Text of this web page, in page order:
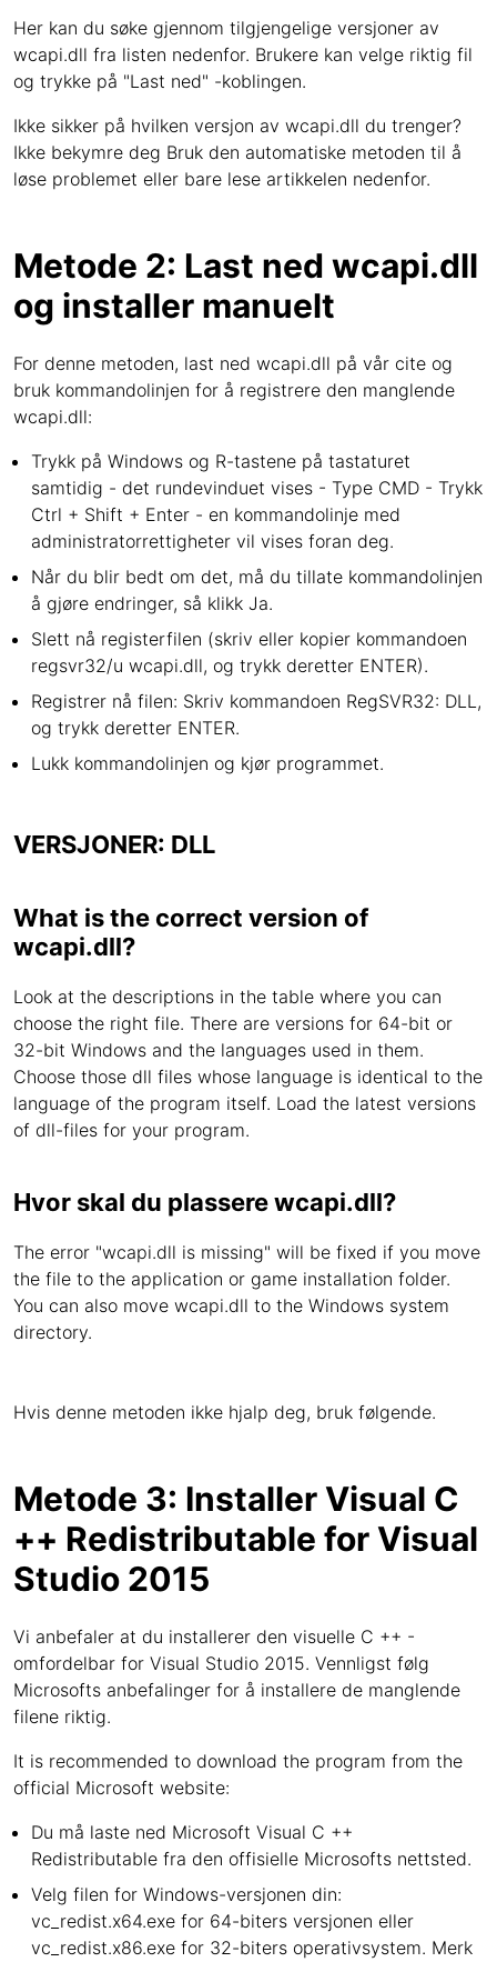
Her kan du søke gjennom tilgjengelige versjoner av
wcapi.dll fra listen nedenfor. Brukere kan velge riktig fil
og trykke på "Last ned" -koblingen.
Ikke sikker på hvilken versjon av wcapi.dll du trenger?
Ikke bekymre deg Bruk den automatiske metoden til å
løse problemet eller bare lese artikkelen nedenfor.
Metode 2: Last ned wcapi.dll
og installer manuelt
For denne metoden, last ned wcapi.dll på vår cite og
bruk kommandolinjen for å registrere den manglende
wcapi.dll:
Trykk på Windows og R-tastene på tastaturet
samtidig - det rundevinduet vises - Type CMD - Trykk
Ctrl + Shift + Enter - en kommandolinje med
administratorrettigheter vil vises foran deg.
Når du blir bedt om det, må du tillate kommandolinjen
å gjøre endringer, så klikk Ja.
Slett nå registerfilen (skriv eller kopier kommandoen
regsvr32/u wcapi.dll, og trykk deretter ENTER).
Registrer nå filen: Skriv kommandoen RegSVR32: DLL,
og trykk deretter ENTER.
Lukk kommandolinjen og kjør programmet.
VERSJONER: DLL
What is the correct version of
wcapi.dll?
Look at the descriptions in the table where you can
choose the right file. There are versions for 64-bit or
32-bit Windows and the languages used in them.
Choose those dll files whose language is identical to the
language of the program itself. Load the latest versions
of dll-files for your program.
Hvor skal du plassere wcapi.dll?
The error "wcapi.dll is missing" will be fixed if you move
the file to the application or game installation folder.
You can also move wcapi.dll to the Windows system
directory.
Hvis denne metoden ikke hjalp deg, bruk følgende.
Metode 3: Installer Visual C
++ Redistributable for Visual
Studio 2015
Vi anbefaler at du installerer den visuelle C ++ -
omfordelbar for Visual Studio 2015. Vennligst følg
Microsofts anbefalinger for å installere de manglende
filene riktig.
It is recommended to download the program from the
official Microsoft website:
Du må laste ned Microsoft Visual C ++
Redistributable fra den offisielle Microsofts nettsted.
Velg filen for Windows-versjonen din:
vc_redist.x64.exe for 64-biters versjonen eller
vc_redist.x86.exe for 32-biters operativsystem. Merk